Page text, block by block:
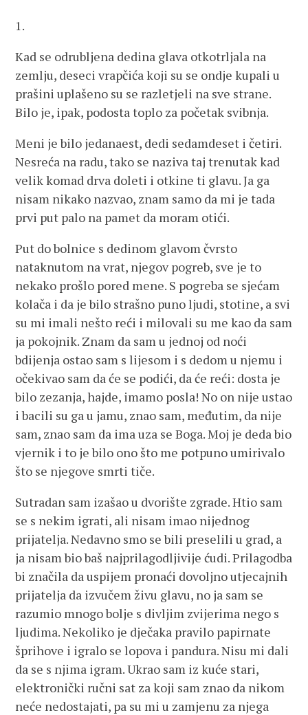
1.
Kad se odrubljena dedina glava otkotrljala na
zemlju, deseci vrapčića koji su se ondje kupali u
prašini uplašeno su se razletjeli na sve strane.
Bilo je, ipak, podosta toplo za početak svibnja.
Meni je bilo jedanaest, dedi sedamdeset i četiri.
Nesreća na radu, tako se naziva taj trenutak kad
velik komad drva doleti i otkine ti glavu. Ja ga
nisam nikako nazvao, znam samo da mi je tada
prvi put palo na pamet da moram otići.
Put do bolnice s dedinom glavom čvrsto
nataknutom na vrat, njegov pogreb, sve je to
nekako prošlo pored mene. S pogreba se sjećam
kolača i da je bilo strašno puno ljudi, stotine, a svi
su mi imali nešto reći i milovali su me kao da sam
ja pokojnik. Znam da sam u jednoj od noći
bdijenja ostao sam s lijesom i s dedom u njemu i
očekivao sam da će se podići, da će reći: dosta je
bilo zezanja, hajde, imamo posla! No on nije ustao
i bacili su ga u jamu, znao sam, međutim, da nije
sam, znao sam da ima uza se Boga. Moj je deda bio
vjernik i to je bilo ono što me potpuno umirivalo
što se njegove smrti tiče.
Sutradan sam izašao u dvorište zgrade. Htio sam
se s nekim igrati, ali nisam imao nijednog
prijatelja. Nedavno smo se bili preselili u grad, a
ja nisam bio baš najprilagodljivije ćudi. Prilagodba
bi značila da uspijem pronaći dovoljno utjecajnih
prijatelja da izvučem živu glavu, no ja sam se
razumio mnogo bolje s divljim zvijerima nego s
ljudima. Nekoliko je dječaka pravilo papirnate
šprihove i igralo se lopova i pandura. Nisu mi dali
da se s njima igram. Ukrao sam iz kuće stari,
elektronički ručni sat za koji sam znao da nikom
neće nedostajati, pa su mi u zamjenu za njega